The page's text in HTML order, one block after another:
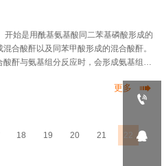
始是用酰基氨基酸同二苯基磷酸形成的
合酸酐以及同苯甲酸形成的混合酸酐。
酐与氨基组分反应时，会形成氨基组分
更多 
18 19 20 21 22

